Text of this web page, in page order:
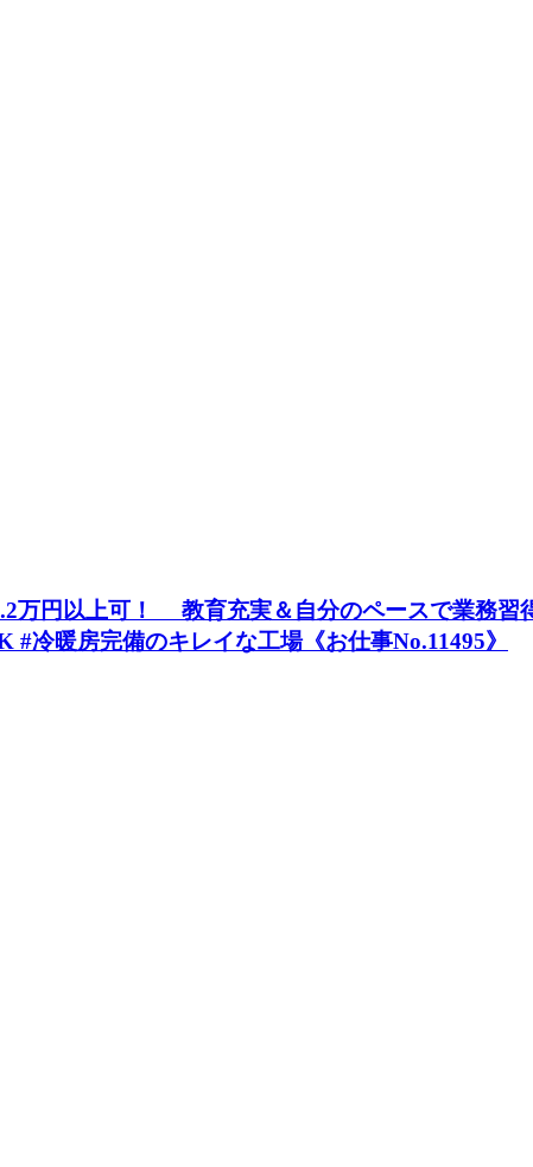
万円以上可！ 教育充実＆自分のペースで業務習
冷暖房完備のキレイな工場《お仕事No.11495》